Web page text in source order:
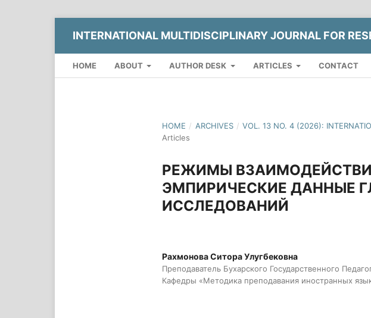
INTERNATIONAL MULTIDISCIPLINARY JOURNAL FOR
HOME ABOUT AUTHOR DESK ARTICLES CONTACT
HOME / ARCHIVES / VOL. 13 NO. 4 (2026):
Articles
РЕЖИМЫ
ЭМПИРИЧЕСКИЕ ДАННЫЕ
ИССЛЕДОВАНИЙ
Рахмонова Ситора Улугбековна
Преподаватель Бухарского Государственного
Кафедры «Методика преподавания иностранных